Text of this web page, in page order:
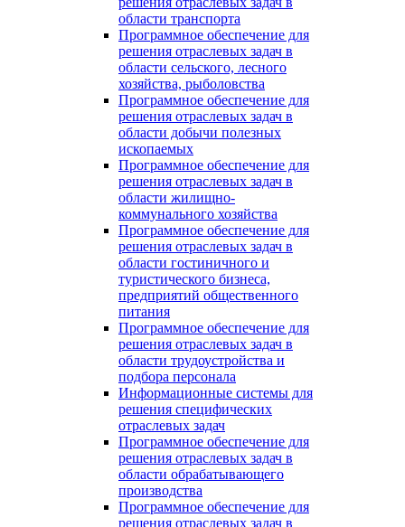
области транспорта
Программное обеспечение для
решения отраслевых задач в
области сельского, лесного
хозяйства, рыболовства
Программное обеспечение для
решения отраслевых задач в
области добычи полезных
ископаемых
Программное обеспечение для
решения отраслевых задач в
области жилищно-
коммунального хозяйства
Программное обеспечение для
решения отраслевых задач в
области гостиничного и
туристического бизнеса,
предприятий общественного
питания
Программное обеспечение для
решения отраслевых задач в
области трудоустройства и
подбора персонала
Информационные системы для
решения специфических
отраслевых задач
Программное обеспечение для
решения отраслевых задач в
области обрабатывающего
производства
Программное обеспечение для
решения отраслевых задач в